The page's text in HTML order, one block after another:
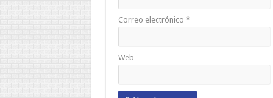
Correo electrónico *
Web